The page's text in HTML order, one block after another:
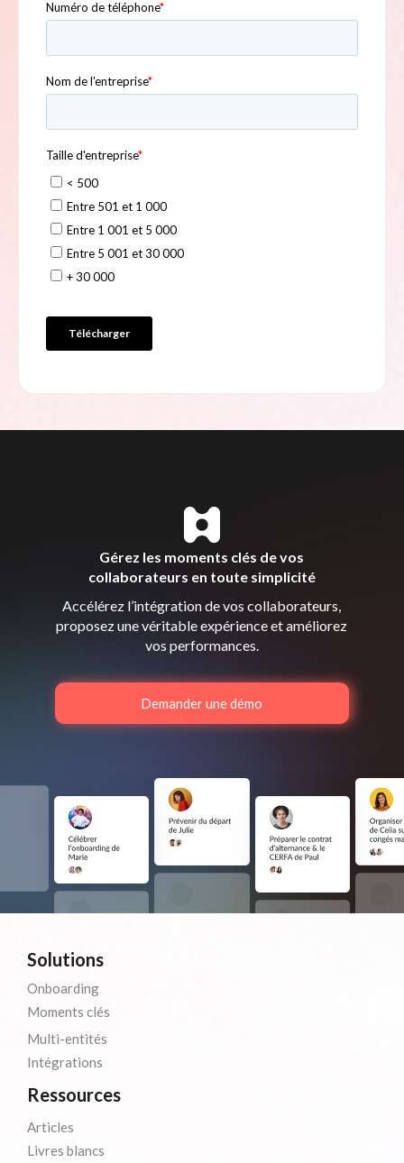
Gérez les moments clés de vos
collaborateurs en toute simplicité
Accélérez l’intégration de vos collaborateurs,
proposez une véritable expérience et améliorez
vos performances.
Demander une démo
Solutions
Onboarding
Moments clés
Multi-entités
Intégrations
Ressources
Articles
Livres blancs